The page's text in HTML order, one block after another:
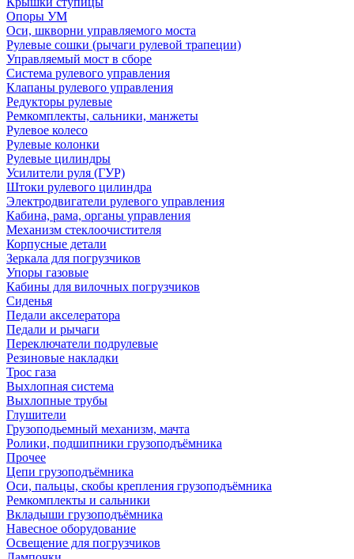
Опоры УМ
Оси, шкворни управляемого моста
Рулевые сошки (рычаги рулевой трапеции)
Управляемый мост в сборе
Система рулевого управления
Клапаны рулевого управления
Редукторы рулевые
Ремкомплекты, сальники, манжеты
Рулевое колесо
Рулевые колонки
Рулевые цилиндры
Усилители руля (ГУР)
Штоки рулевого цилиндра
Электродвигатели рулевого управления
Кабина, рама, органы управления
Механизм стеклоочистителя
Корпусные детали
Зеркала для погрузчиков
Упоры газовые
Кабины для вилочных погрузчиков
Сиденья
Педали акселератора
Педали и рычаги
Переключатели подрулевые
Резиновые накладки
Трос газа
Выхлопная система
Выхлопные трубы
Глушители
Грузоподьемный механизм, мачта
Ролики, подшипники грузоподъёмника
Прочее
Цепи грузоподъёмника
Оси, пальцы, скобы крепления грузоподъёмника
Ремкомплекты и сальники
Вкладыши грузоподъёмника
Навесное оборудование
Освещение для погрузчиков